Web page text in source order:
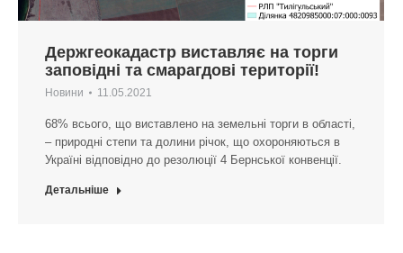
Держгеокадастр виставляє на торги
заповідні та смарагдові території!
Новини 11.05.2021
68% всього, що виставлено на земельні торги в області,
– природні степи та долини річок, що охороняються в
Україні відповідно до резолюції 4 Бернської конвенції.
Детальніше